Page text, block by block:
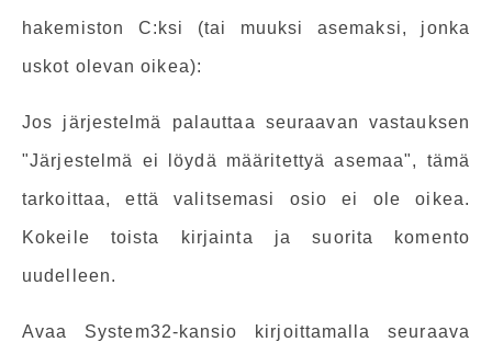
hakemiston C:ksi (tai muuksi asemaksi, jonka
uskot olevan oikea):
Jos järjestelmä palauttaa seuraavan vastauksen
"Järjestelmä ei löydä määritettyä asemaa", tämä
tarkoittaa, että valitsemasi osio ei ole oikea.
Kokeile toista kirjainta ja suorita komento
uudelleen.
Avaa System32-kansio kirjoittamalla seuraava